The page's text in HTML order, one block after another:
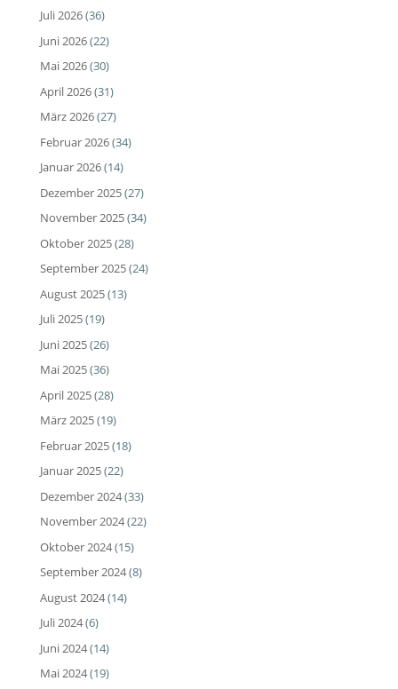
Juli 2026(36)
Juni 2026(22)
Mai 2026(30)
April 2026(31)
März 2026(27)
Februar 2026(34)
Januar 2026(14)
Dezember 2025(27)
November 2025(34)
Oktober 2025(28)
September 2025(24)
August 2025(13)
Juli 2025(19)
Juni 2025(26)
Mai 2025(36)
April 2025(28)
März 2025(19)
Februar 2025(18)
Januar 2025(22)
Dezember 2024(33)
November 2024(22)
Oktober 2024(15)
September 2024(8)
August 2024(14)
Juli 2024(6)
Juni 2024(14)
Mai 2024(19)